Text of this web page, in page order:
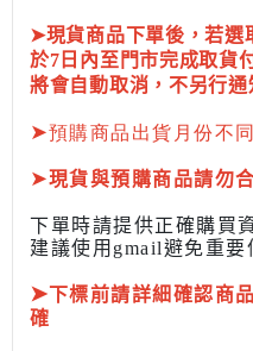
➤現貨商品下單後，若選
於7日內至門市完成取貨
將會自動取消，不另行通
➤預購商品出貨月份不
➤現貨與預購商品請勿
下單時請提供正確購買
建議使用gmail避免重要
➤下標前請詳細確認商
確